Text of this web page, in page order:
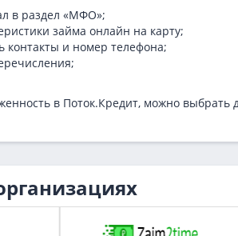
в раздел «МФО»;
займа онлайн на карту;
контакты и номер телефона;
в Поток.Кредит, можно